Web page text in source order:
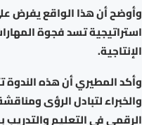
وأوضح أن هذا الواقع يفرض
استراتيجية تسد فجوة
الإنتاجية.
وأكد المطيري أن هذه الندوة
والخبراء لتبادل الرؤى
الرقمي في التعليم